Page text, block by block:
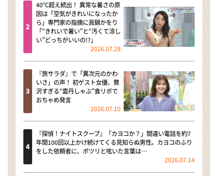
40℃超え続出！ 異常な暑さの原
因は「空気がきれいになったか
ら」専門家の指摘に眞鍋かをり
「“きれいで暑い”と“汚くて涼し
い”どっちがいいの!?」
2026.07.28
『旅サラダ』で「異次元のかわ
いさ」の声！ 初ゲスト女優、贅
沢すぎる“雲丹しゃぶ”食リポで
おちゃめ発言
2026.07.10
『探偵！ナイトスクープ』「カヨコか？」間違い電話を約7
年間100回以上かけ続けてくる見知らぬ男性。カヨコのふり
をした依頼者に、ポツリと呟いた言葉は…
2026.07.14